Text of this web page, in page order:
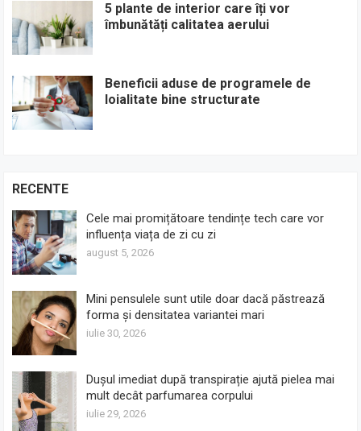
5 plante de interior care îți vor
îmbunătăți calitatea aerului
Beneficii aduse de programele de
loialitate bine structurate
RECENTE
Cele mai promițătoare tendințe tech care vor
influența viața de zi cu zi
august 5, 2026
Mini pensulele sunt utile doar dacă păstrează
forma și densitatea variantei mari
iulie 30, 2026
Dușul imediat după transpirație ajută pielea mai
mult decât parfumarea corpului
iulie 29, 2026